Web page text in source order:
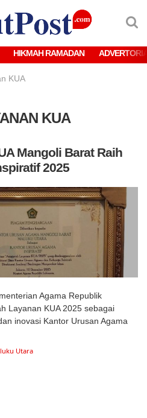
HIKMAH RAMADAN
KUA
KUA
Mangoli Barat Raih
2025
Agama Republik
Layanan KUA 2025 sebagai
inovasi Kantor Urusan Agama
Utara